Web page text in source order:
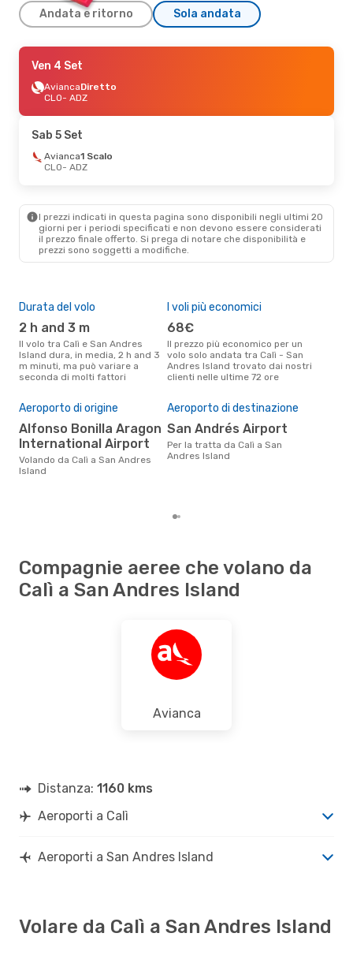
Andata e ritorno Sola andata
Dom 6 Set
Jetsmart Airlines
CLO- ADZ
ADZ- CLO
Mar 22 Set- Mar 29 Set
Diretto
ADZ- CLO
Mer 7 Ott- Dom 11 Ott
CLO- ADZ
LATAM Airlines
ADZ- CLO
Ven 4 Set
AviancaDiretto
CLO- ADZ
Sab 5 Set
Avianca1 Scalo
CLO- ADZ
I prezzi indicati in questa pagina sono disponibili negli ultimi 20
giorni per i periodi specificati e non devono essere considerati
il ​​prezzo finale offerto. Si prega di notare che disponibilità e
prezzi sono soggetti a modifiche.
Durata del volo
2 h and 3 m
Il volo tra Calì e San Andres
Island dura, in media, 2 h and 3
m minuti, ma può variare a
seconda di molti fattori
I voli più economici
68€
Il prezzo più economico per un
volo solo andata tra Calì - San
Andres Island trovato dai nostri
clienti nelle ultime 72 ore
Aeroporto di origine
Alfonso Bonilla Aragon
International Airport
Volando da Calì a San Andres
Island
Aeroporto di destinazione
San Andrés Airport
Per la tratta da Calì a San
Andres Island
Compagnie aeree che volano da
Calì a San Andres Island
Avianca
Distanza: 1160 kms
Aeroporti a Calì
Aeroporti a San Andres Island
Volare da Calì a San Andres Island